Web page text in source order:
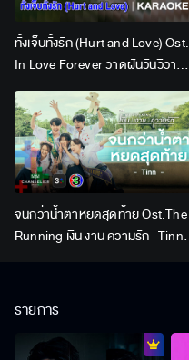
ทั้งเจ็บทั้งรัก (Hurt and Love) Ost.
In Love Forever วาดฝันวันวิวาห์ |
Lingling Kwong x Orm
Kornnaphat | Official Karaoke
จนกว่าน้ำตาหยดสุดท้าย Ost.The
Running เงิน งาน ความรัก | Tinn |
รายการ